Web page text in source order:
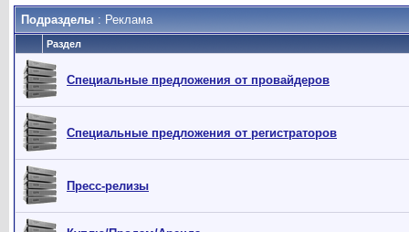
Подразделы : Реклама
Раздел
Специальные предложения от провайдеров
Специальные предложения от регистраторов
Пресс-релизы